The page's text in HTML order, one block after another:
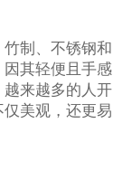
制、不锈钢和
其轻便且手感
来越多的人开
美观，还更易